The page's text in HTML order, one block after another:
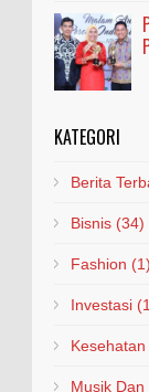
KATEGORI
Berita
Bisnis (34)
Fashion (1)
Investasi
Kesehatan
Musik Dan